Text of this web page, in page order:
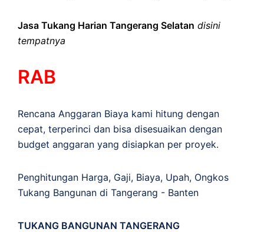
Jasa Tukang Harian Tangerang Selatan disini
tempatnya
RAB
Rencana Anggaran Biaya kami hitung dengan
cepat, terperinci dan bisa disesuaikan dengan
budget anggaran yang disiapkan per proyek.
Penghitungan Harga, Gaji, Biaya, Upah, Ongkos
Tukang Bangunan di Tangerang - Banten
TUKANG BANGUNAN TANGERANG